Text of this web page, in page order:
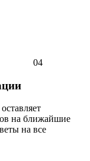
04
на ближайшие
на все